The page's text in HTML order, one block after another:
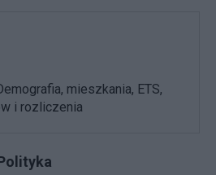
mieszkania, ETS,
i rozliczenia